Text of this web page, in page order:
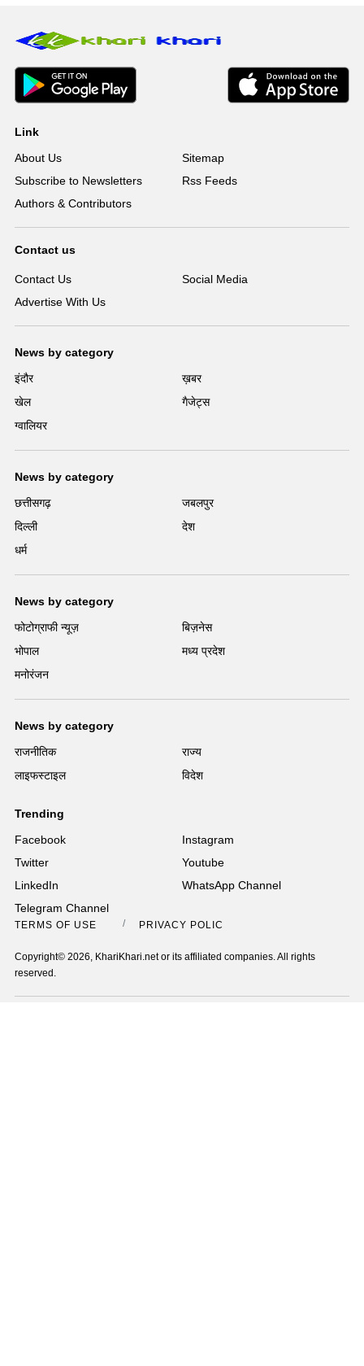
Link
About Us
Sitemap
Subscribe to Newsletters
Rss Feeds
Authors & Contributors
Contact us
Contact Us
Social Media
Advertise With Us
News by category
इंदौर
ख़बर
खेल
गैजेट्स
ग्वालियर
News by category
छत्तीसगढ़
जबलपुर
दिल्ली
देश
धर्म
News by category
फोटोग्राफी न्यूज़
बिज़नेस
भोपाल
मध्य प्रदेश
मनोरंजन
News by category
राजनीतिक
राज्य
लाइफस्टाइल
विदेश
Trending
Facebook
Instagram
Twitter
Youtube
LinkedIn
WhatsApp Channel
Telegram Channel
TERMS OF USE PRIVACY POLICY
Copyright© 2026, KhariKhari.net or its affiliated companies. All rights
reserved.